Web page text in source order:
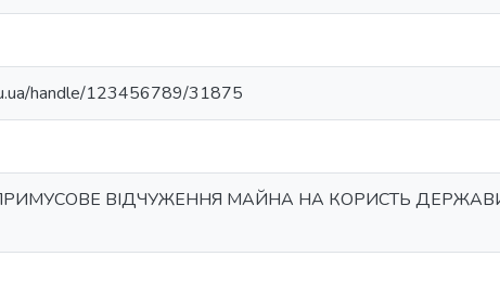
handle/123456789/31875
ВІДЧУЖЕННЯ МАЙНА НА КОРИСТЬ